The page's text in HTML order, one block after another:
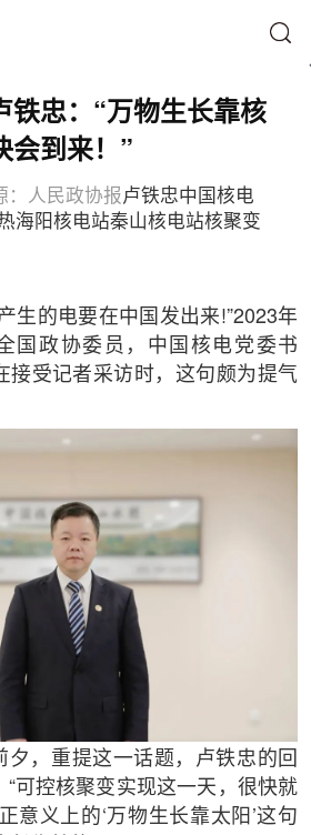
铁忠：“万物生长靠核
会到来！”
：人民政协报卢铁忠中国核电
海阳核电站秦山核电站核聚变
生的电要在中国发出来!”2023年
国政协委员，中国核电党委书
接受记者采访时，这句颇为提气
夕，重提这一话题，卢铁忠的回
可控核聚变实现这一天，很快就
意义上的‘万物生长靠太阳’这句